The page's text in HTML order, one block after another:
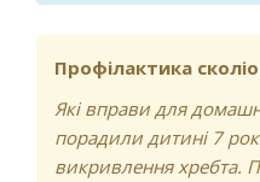
Профілактика
Які вправи для
порадили дитині 7
викривлення хребта.